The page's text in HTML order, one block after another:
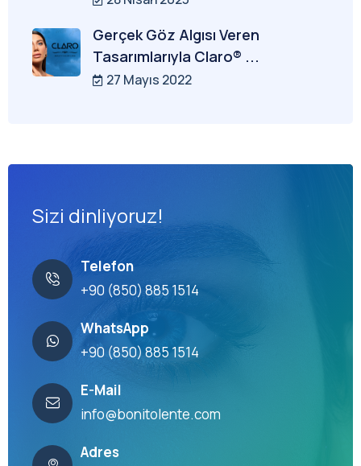
Gerçek Göz Algısı Veren
Tasarımlarıyla Claro® ...
27 Mayıs 2022
Sizi dinliyoruz!
Telefon
+90 (850) 885 1514
WhatsApp
+90 (850) 885 1514
E-Mail
info@bonitolente.com
Adres